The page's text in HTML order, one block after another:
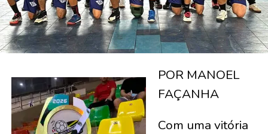
POR MANOEL
FAÇANHA
Com uma vitória